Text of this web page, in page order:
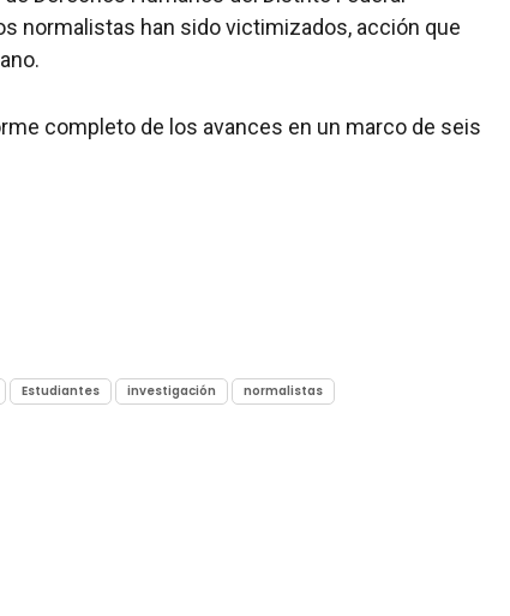
normalistas han sido victimizados, acción que
completo de los avances en un marco de seis
Estudiantes investigación normalistas